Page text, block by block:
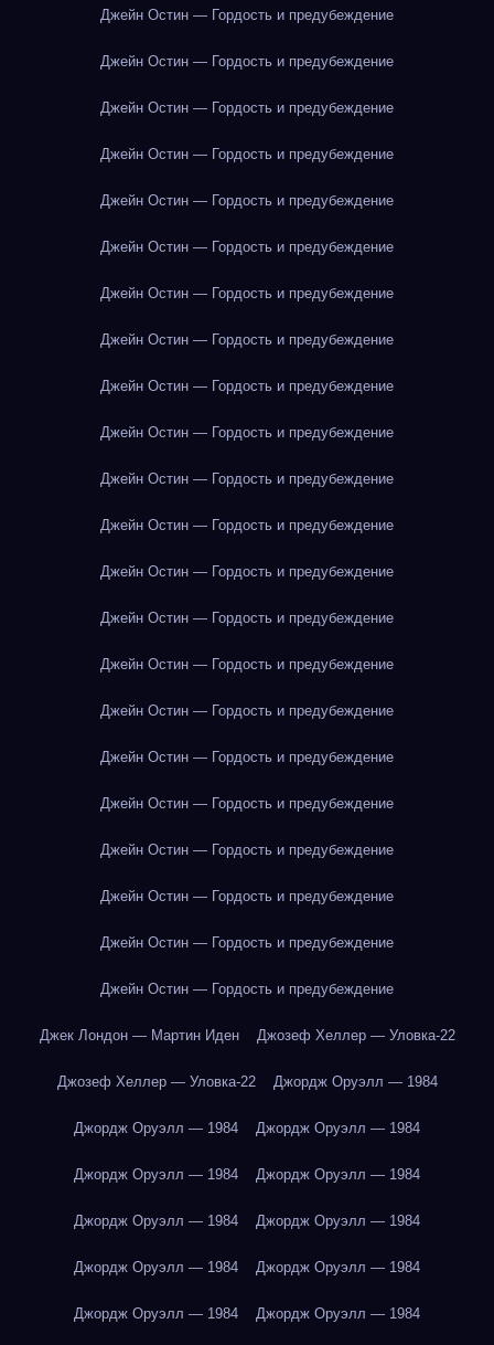
Джейн Остин — Гордость и предубеждение
Джейн Остин — Гордость и предубеждение
Джейн Остин — Гордость и предубеждение
Джейн Остин — Гордость и предубеждение
Джейн Остин — Гордость и предубеждение
Джейн Остин — Гордость и предубеждение
Джейн Остин — Гордость и предубеждение
Джейн Остин — Гордость и предубеждение
Джейн Остин — Гордость и предубеждение
Джейн Остин — Гордость и предубеждение
Джейн Остин — Гордость и предубеждение
Джейн Остин — Гордость и предубеждение
Джейн Остин — Гордость и предубеждение
Джейн Остин — Гордость и предубеждение
Джейн Остин — Гордость и предубеждение
Джейн Остин — Гордость и предубеждение
Джейн Остин — Гордость и предубеждение
Джейн Остин — Гордость и предубеждение
Джейн Остин — Гордость и предубеждение
Джейн Остин — Гордость и предубеждение
Джейн Остин — Гордость и предубеждение
Джейн Остин — Гордость и предубеждение
Джек Лондон — Мартин Иден Джозеф Хеллер — Уловка-22
Джозеф Хеллер — Уловка-22 Джордж Оруэлл — 1984
Джордж Оруэлл — 1984 Джордж Оруэлл — 1984
Джордж Оруэлл — 1984 Джордж Оруэлл — 1984
Джордж Оруэлл — 1984 Джордж Оруэлл — 1984
Джордж Оруэлл — 1984 Джордж Оруэлл — 1984
Джордж Оруэлл — 1984 Джордж Оруэлл — 1984